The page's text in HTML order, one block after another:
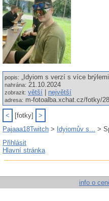
popis: „Idyiom s verzí s více
nahrána: 21.10.2024
zobrazit: větší největší
adresa: m-fotoalba.xchat.cz/fotky/
< [fotky]
>
Pajaaa18Twitch > Idyiomův s... >
Přihlásit
Hlavní stránka
info o